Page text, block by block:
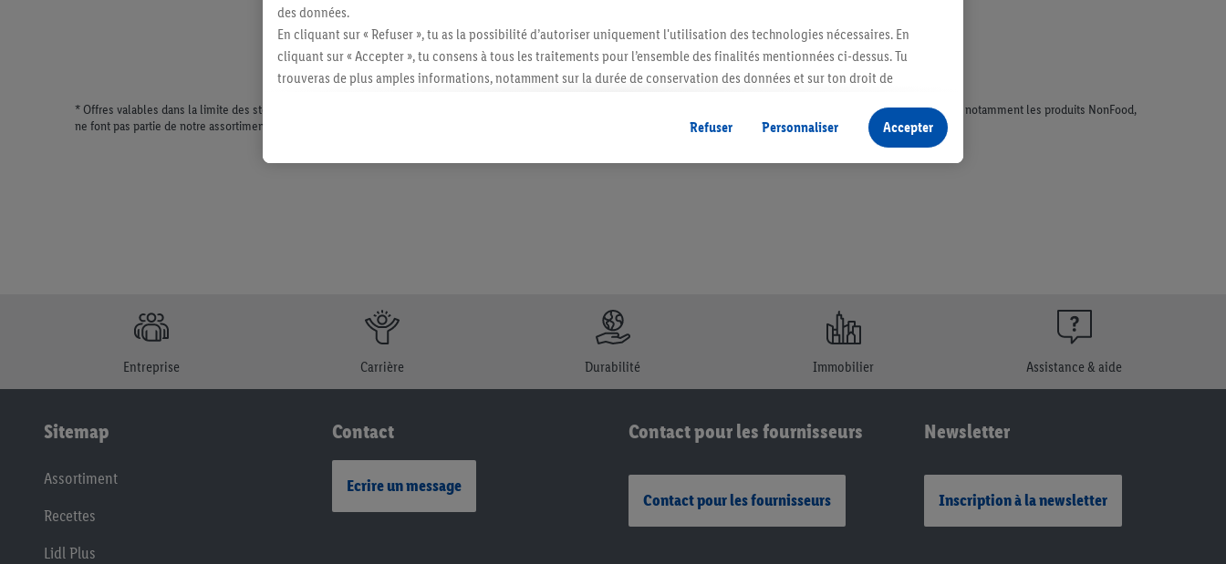
* Offres valables dans la limite des stocks disponibles. Vente limitée à des quantités usuelles pour un ménage. Vendu sans décoration. Les produits faisant l'objet de la publicité, notamment les produits NonFood,
ne font pas partie de notre assortiment de produits permanents. Ill. semblables.
Entreprise Carrière Durabilité Immobilier Assistance & aide
Sitemap
Assortiment
Recettes
Lidl Plus
Contact
Ecrire un message
Contact pour les fournisseurs
Contact pour les fournisseurs
Newsletter
Inscription à la newsletter
des données.
En cliquant sur « Refuser », tu as la possibilité d’autoriser uniquement l'utilisation des technologies nécessaires. En
cliquant sur « Accepter », tu consens à tous les traitements pour l’ensemble des finalités mentionnées ci-dessus. Tu
trouveras de plus amples informations, notamment sur la durée de conservation des données et sur ton droit de
Refuser Personnaliser Accepter